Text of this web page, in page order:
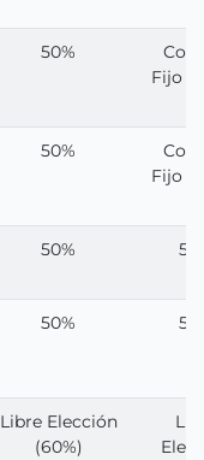
50%
Fijo
50%
Fijo
50%
50%
Libre Elección
(60%)